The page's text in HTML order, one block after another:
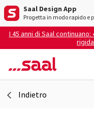
Saal Design App
Progetta in modo rapido e
I 45 anni di Saal
Indietro